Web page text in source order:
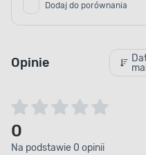
Dodaj do porównania
Opinie
0
Na podstawie 0 opinii